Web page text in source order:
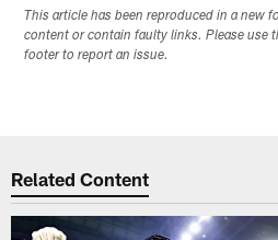
This article has been reproduced in a new
content or contain faulty links. Please use
footer to report an issue.
Related Content